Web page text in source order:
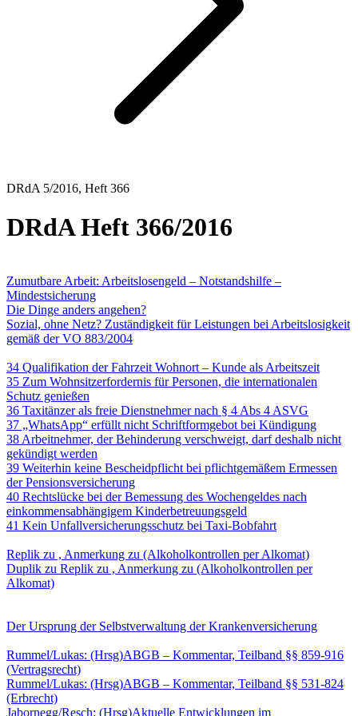
DRdA 5/2016, Heft 366
DRdA Heft 366/2016
Zumutbare Arbeit: Arbeitslosengeld – Notstandshilfe –
Mindestsicherung
Die Dinge anders angehen?
Sozial, ohne Netz? Zuständigkeit für Leistungen bei Arbeitslosigkeit
gemäß der VO 883/2004
34 Qualifikation der Fahrzeit Wohnort – Kunde als Arbeitszeit
35 Zum Wohnsitzerfordernis für Personen, die internationalen
Schutz genießen
36 Taxitänzer als freie Dienstnehmer nach § 4 Abs 4 ASVG
37 „WhatsApp“ erfüllt nicht Schriftformgebot bei Kündigung
38 Arbeitnehmer, der Behinderung verschweigt, darf deshalb nicht
gekündigt werden
39 Weiterhin keine Bescheidpflicht bei pflichtgemäßem Ermessen
der Pensionsversicherung
40 Rechtslücke bei der Bemessung des Wochengeldes nach
einkommensabhängigem Kinderbetreuungsgeld
41 Kein Unfallversicherungsschutz bei Taxi-Bobfahrt
Replik zu , Anmerkung zu (Alkoholkontrollen per Alkomat)
Duplik zu Replik zu , Anmerkung zu (Alkoholkontrollen per
Alkomat)
Der Ursprung der Selbstverwaltung der Krankenversicherung
Rummel/Lukas: (Hrsg)ABGB – Kommentar, Teilband §§ 859-916
(Vertragsrecht)
Rummel/Lukas: (Hrsg)ABGB – Kommentar, Teilband §§ 531-824
(Erbrecht)
Jabornegg/Resch: (Hrsg)Aktuelle Entwicklungen im